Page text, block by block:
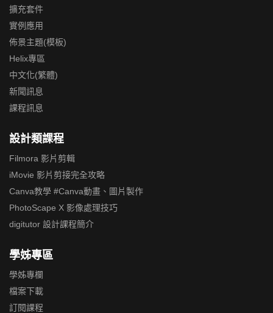
擴充套件
實例應用
佈景主題(模板)
Helix專區
中文化(繁體)
新聞訊息
課程訊息
設計類課程
Filmora 影片剪輯
iMovie 影片剪接完全攻略
Canva教學 #Canva動畫、圖片製作
PhotoScape X 影像處理技巧
digitutor 設計課程簡介
學姊專區
學姊專欄
檔案下載
訂閱課程